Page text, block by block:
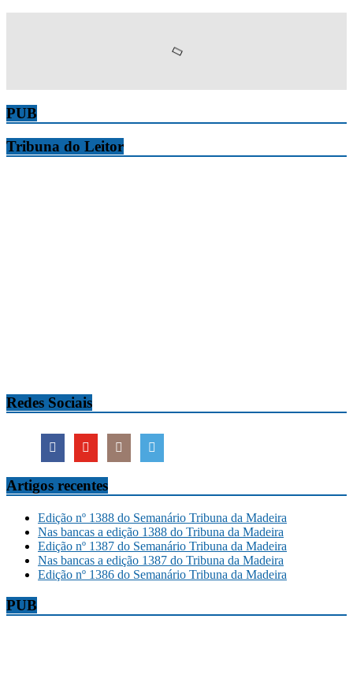
PUB
Tribuna do Leitor
Redes Sociais
Artigos recentes
Edição nº 1388 do Semanário Tribuna da Madeira
Nas bancas a edição 1388 do Tribuna da Madeira
Edição nº 1387 do Semanário Tribuna da Madeira
Nas bancas a edição 1387 do Tribuna da Madeira
Edição nº 1386 do Semanário Tribuna da Madeira
PUB